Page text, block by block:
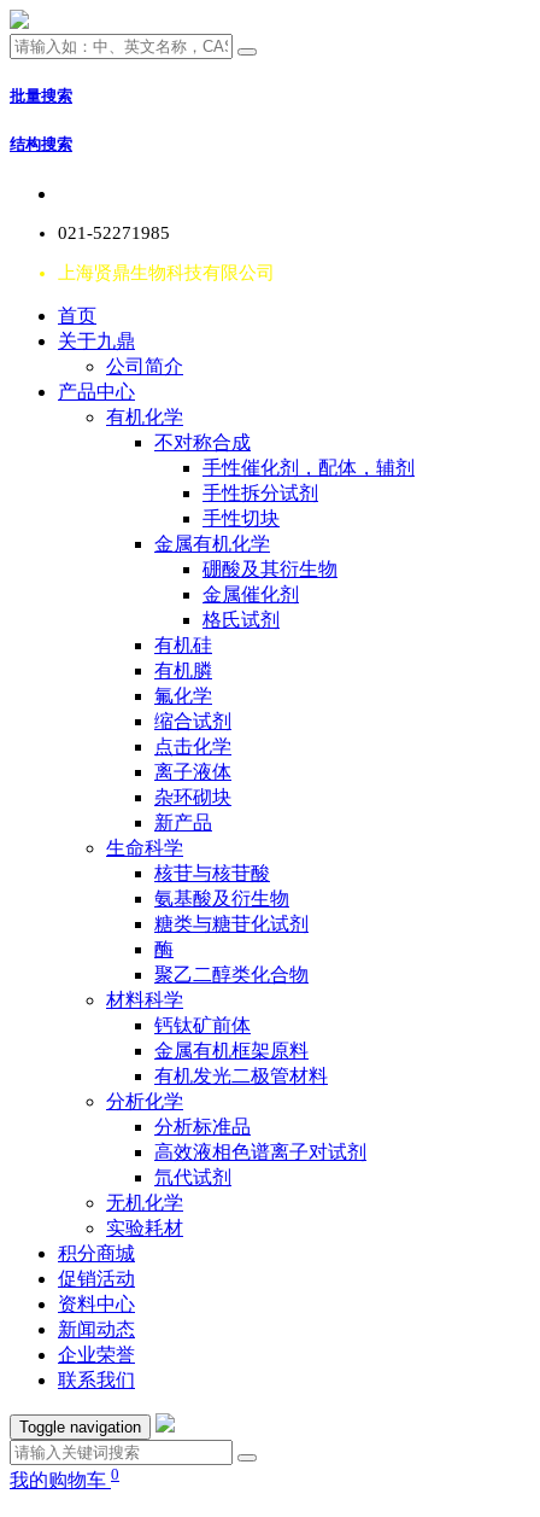
批量搜索
结构搜索
021-52271985
上海贤鼎生物科技有限公司
首页
关于九鼎
公司简介
产品中心
有机化学
不对称合成
手性催化剂，配体，辅剂
手性拆分试剂
手性切块
金属有机化学
硼酸及其衍生物
金属催化剂
格氏试剂
有机硅
有机膦
氟化学
缩合试剂
点击化学
离子液体
杂环砌块
新产品
生命科学
核苷与核苷酸
氨基酸及衍生物
糖类与糖苷化试剂
酶
聚乙二醇类化合物
材料科学
钙钛矿前体
金属有机框架原料
有机发光二极管材料
分析化学
分析标准品
高效液相色谱离子对试剂
氘代试剂
无机化学
实验耗材
积分商城
促销活动
资料中心
新闻动态
企业荣誉
联系我们
Toggle navigation
我的购物车 0